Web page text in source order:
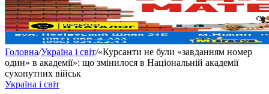
Головна/Україна і світ/«Курсанти не були «завданням номер
один» в академії»: що змінилося в Національній академії
сухопутних військ
Україна і світ